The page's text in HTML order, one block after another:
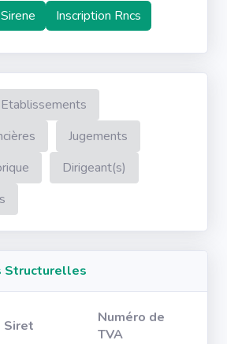
Inscription Rncs
Etablissements
Jugements
Dirigeant(s)
Structurelles
Siret
Numéro de
TVA